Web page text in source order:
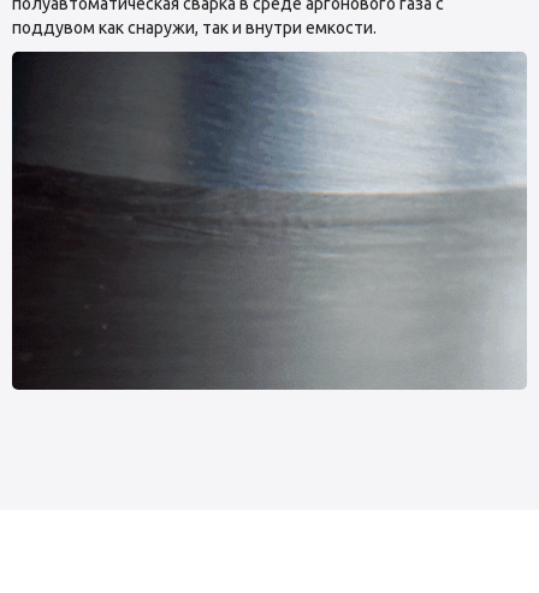
поддувом как снаружи, так и внутри емкости.